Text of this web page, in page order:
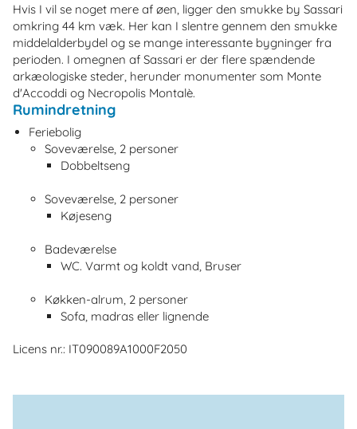
Hvis I vil se noget mere af øen, ligger den smukke by Sassari
omkring 44 km væk. Her kan I slentre gennem den smukke
middelalderbydel og se mange interessante bygninger fra
perioden. I omegnen af Sassari er der flere spændende
arkæologiske steder, herunder monumenter som Monte
d'Accoddi og Necropolis Montalè.
Rumindretning
Feriebolig
Soveværelse, 2 personer
Dobbeltseng
Soveværelse, 2 personer
Køjeseng
Badeværelse
WC. Varmt og koldt vand, Bruser
Køkken-alrum, 2 personer
Sofa, madras eller lignende
Licens nr.: IT090089A1000F2050